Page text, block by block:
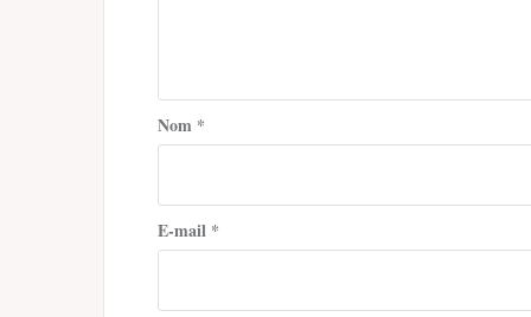
Nom *
E-mail *